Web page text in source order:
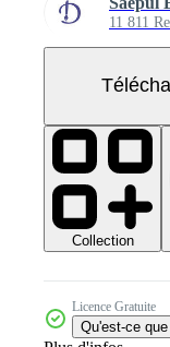
11 811
Collection
Licence Gratuite
Qu'est-ce